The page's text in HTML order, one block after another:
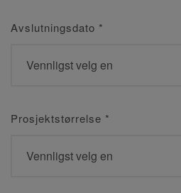
Avslutningsdato *
Prosjektstørrelse *